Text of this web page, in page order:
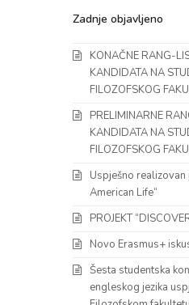
Zadnje objavljeno
KONAČNE RANG-
KANDIDATA NA
FILOZOFSKOG
PRELIMINARNE
KANDIDATA NA
FILOZOFSKOG
Uspješno
American Life“
PROJEKT
Novo Erasmus+
Šesta studentska
engleskog jezika